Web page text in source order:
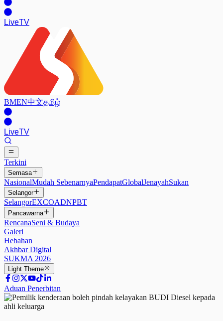
LiveTV
BMEN中文தமிழ்
LiveTV
Terkini
Semasa
NasionalMudah SebenarnyaPendapatGlobalJenayahSukan
Selangor
SelangorEXCOADNPBT
Pancawarna
RencanaSeni & Budaya
Galeri
Hebahan
Akhbar Digital
SUKMA 2026
Light Theme
Aduan Penerbitan